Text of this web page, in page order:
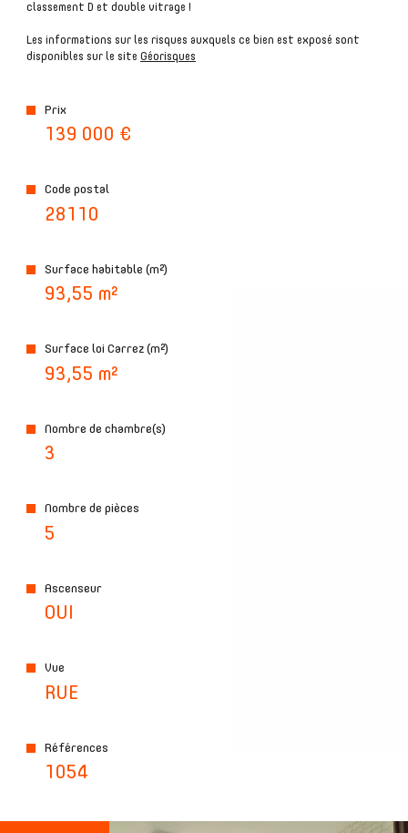
la
copropriété
plus d'informations sur
énergétique
classement D et double vitrage !
Les informations sur les risques auxquels ce bien est exposé sont
disponibles sur le site Géorisques
Prix
139 000 €
Code postal
28110
Surface habitable (m²)
93,55 m²
Surface loi Carrez (m²)
93,55 m²
Nombre de chambre(s)
3
Nombre de pièces
5
Ascenseur
OUI
Vue
RUE
Références
1054